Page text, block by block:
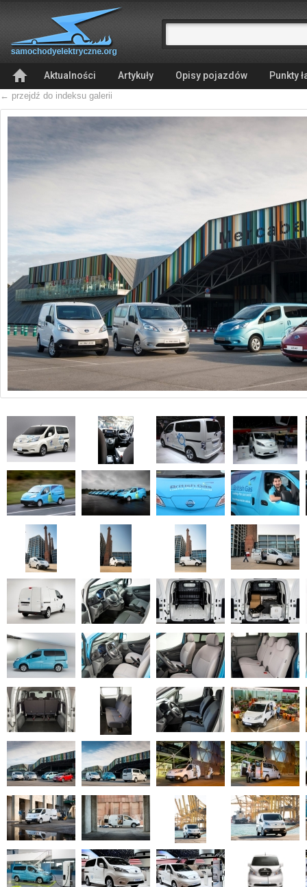
Aktualności Artykuły Opisy pojazdów Punkty
← przejdź do indeksu galerii